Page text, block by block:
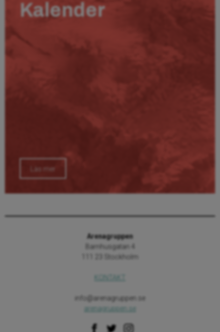
Kalender
Läs mer
Arenagruppen
Barnhusgatan 4
111 23 Stockholm
info@arenagruppen.se
arenagruppen.se